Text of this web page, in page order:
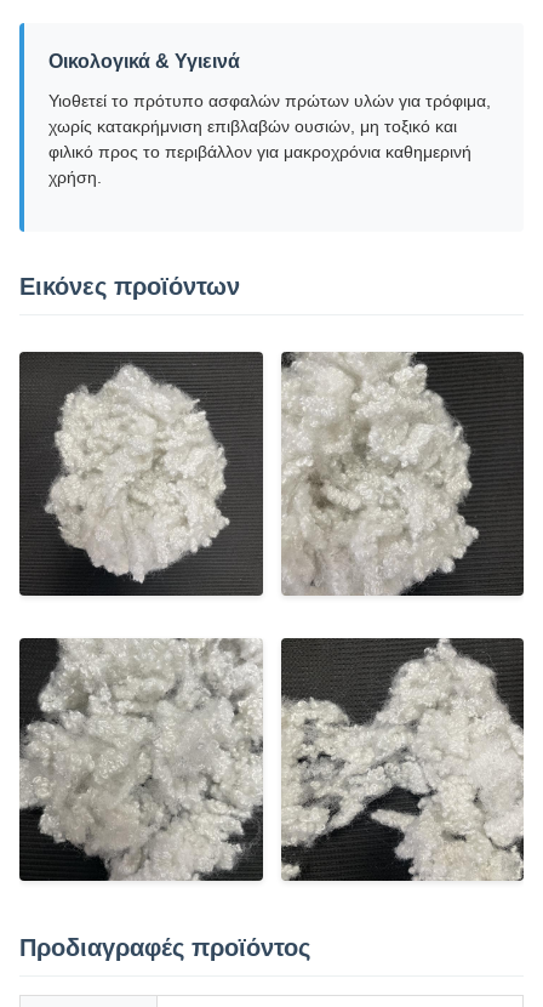
Οικολογικά & Υγιεινά
Υιοθετεί το πρότυπο ασφαλών πρώτων υλών για τρόφιμα,
χωρίς κατακρήμνιση επιβλαβών ουσιών, μη τοξικό και
φιλικό προς το περιβάλλον για μακροχρόνια καθημερινή
χρήση.
Εικόνες προϊόντων
Προδιαγραφές προϊόντος